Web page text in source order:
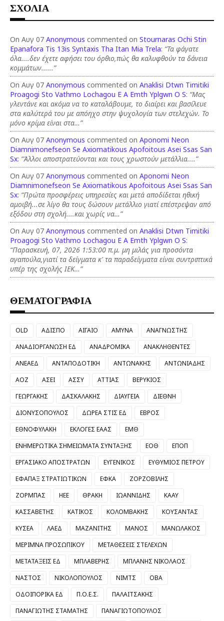
ΣΧΟΛΙΑ
On Αυγ 07 Anonymous commented on Stournaras Ochi Stin
Epanafora Tis 13is Syntaxis Tha Itan Mia Trela: “Τα φάγατε
όλα....δεν έχετε αφήσει του όρθιο,πώς θα καλυφθούν τα δάνεια
κομμάτων......”
On Αυγ 07 Anonymous commented on Anaklisi Dtwn Timitiki
Proagogi Sto Vathmo Lochagou E A Emth Yplgwn O S: “Μας
γλεντάνε και ακόμα να το καταλάβουμε, το διαίρει και βασίλευε
στα καλύτερά του με απόηχο στην ψυχολογία των στελεχών. Το
μόνο κρίμα είναι στα…”
On Αυγ 07 Anonymous commented on Aponomi Neon
Diamnimonefseon Se Axiomatikous Apofoitous Asei Ssas San
Sx: “Άλλοι αποστρατεύονται και τους χρωστούν μετάλλια....”
On Αυγ 07 Anonymous commented on Aponomi Neon
Diamnimonefseon Se Axiomatikous Apofoitous Asei Ssas San
Sx: “Πρώτα προσφέρεις υπηρεσίες και μετά αποδίδεται ηθική
αμοιβή...σε λίγο θα τους δώσουν μετάλλιο γιατί επέστρεψαν από
εξόδου στη σχολή....και χωρίς να…”
On Αυγ 07 Anonymous commented on Anaklisi Dtwn Timitiki
Proagogi Sto Vathmo Lochagou E A Emth Yplgwn O S:
“Παρασκευή, 07, 2026 1:53:00 π.μ. μη μιλάς για προσόντα
αγαπούλα,γιατί τα δείγματα κ' τα παραδείγματα είναι συντριπτικά
υπέρ της σχολής ΙΕΚ…”
ΘΕΜΑΤΟΓΡΑΦΙΑ
OLD ΑΔΙΣΠΟ ΑΙΓΑΙΟ ΑΜΥΝΑ
ΑΝΑΓΝΩΣΤΗΣ
ΑΝΑΔΙΟΡΓΑΝΩΣΗ ΕΔ
ΑΝΑΔΡΟΜΙΚΑ
ΑΝΑΚΛΗΘΕΝΤΕΣ
ΑΝΕΑΕΔ
ΑΝΤΑΠΟΔΟΤΙΚΗ ΑΝΤΩΝΑΚΗΣ
ΑΝΤΩΝΙΑΔΗΣ
ΑΟΖ
ΑΣΕΙ ΑΣΣΥ ΑΤΤΙΑΣ
ΒΕΡΥΚΙΟΣ
ΓΕΩΡΓΑΚΗΣ
ΔΑΣΚΑΛΑΚΗΣ ΔΙΑΥΓΕΙΑ
ΔΙΕΘΝΗ
ΔΙΟΝΥΣΟΠΟΥΛΟΣ
ΔΩΡΕΑ ΣΤΙΣ ΕΔ
ΕΒΡΟΣ
ΕΘΝΟΦΥΛΑΚΗ
ΕΚΛΟΓΕΣ ΕΑΑΣ
ΕΜΘ
ΕΝΗΜΕΡΩΤΙΚΑ ΣΗΜΕΙΩΜΑΤΑ ΣΥΝΤΑΞΗΣ
ΕΟΘ
ΕΠΟΠ
ΕΡΓΑΣΙΑΚΟ ΑΠΟΣΤΡΑΤΩΝ
ΕΥΓΕΝΙΚΟΣ
ΕΥΘΥΜΙΟΣ ΠΕΤΡΟΥ
ΕΦΑΠΑΞ ΣΤΡΑΤΙΩΤΙΚΩΝ
ΕΦΚΑ
ΖΟΡΖΟΒΙΛΗΣ
ΖΟΡΜΠΑΣ
ΗΕΕ ΘΡΑΚΗ ΙΩΑΝΝΙΔΗΣ
ΚΑΑΥ
ΚΑΣΣΑΒΕΤΗΣ
ΚΑΤΙΚΟΣ ΚΟΛΟΜΒΑΚΗΣ
ΚΟΥΣΑΝΤΑΣ
ΚΥΣΕΑ
ΛΑΕΔ ΜΑΖΑΝΙΤΗΣ ΜΑΝΟΣ
ΜΑΝΩΛΑΚΟΣ
ΜΕΡΙΜΝΑ ΠΡΟΣΩΠΙΚΟΥ
ΜΕΤΑΘΕΣΕΙΣ ΣΤΕΛΕΧΩΝ
ΜΕΤΑΤΑΞΕΙΣ ΕΔ
ΜΠΛΑΒΕΡΗΣ
ΜΠΛΑΝΗΣ ΝΙΚΟΛΑΟΣ
ΝΑΣΤΟΣ
ΝΙΚΟΛΟΠΟΥΛΟΣ ΝΙΜΤΣ
ΟΒΑ
ΟΔΟΙΠΟΡΙΚΑ ΕΔ
Π.Ο.Ε.Σ.
ΠΑΛΑΙΤΣΑΚΗΣ
ΠΑΝΑΓΙΩΤΗΣ ΣΤΑΜΑΤΗΣ
ΠΑΝΑΓΙΩΤΟΠΟΥΛΟΣ